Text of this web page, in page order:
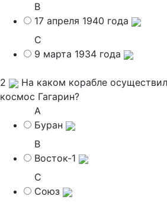
B
17 апреля 1940 года
C
9 марта 1934 года
2
На каком корабле
космос Гагарин?
A
Буран
B
Восток-1
C
Союз